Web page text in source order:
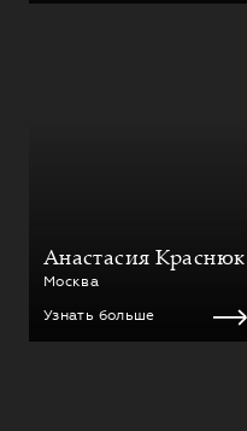
Анастасия Краснюк
Москва
Узнать больше